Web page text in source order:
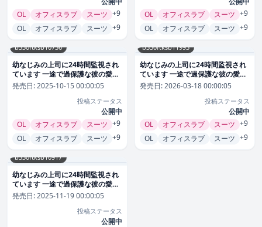
OL
オフィスラブ スーツ +9
OL
オフィスラブ スーツ +9
OL
オフィスラブ スーツ +9
OL
オフィスラブ スーツ +9
b330ftksb10736
幼なじみの上司に24時間監視され
ています 一途で過保護な彼の愛情
【短編】11 恋愛
発売日:2025-10-15 00:00:05
投稿ステータス
公開中
OL
オフィスラブ スーツ +9
OL
オフィスラブ スーツ +9
b330ftksb11993
幼なじみの上司に24時間監視され
ています 一途で過保護な彼の愛情
【短編】13 恋愛
発売日:2026-03-18 00:00:05
投稿ステータス
公開中
OL
オフィスラブ スーツ +9
OL
オフィスラブ スーツ +9
b330ftksb10917
幼なじみの上司に24時間監視され
ています 一途で過保護な彼の愛情
【短編】12 恋愛
発売日:2025-11-19 00:00:05
投稿ステータス
公開中